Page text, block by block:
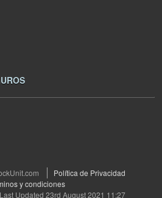
Política de Privacidad
y condiciones
Updated 23rd August 2021 11:27